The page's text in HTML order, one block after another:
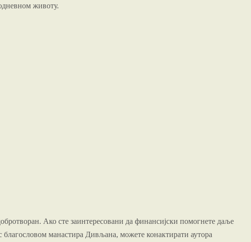
животу.
Ако сте заинтересовани да финансијски помогнете даље
с благословом манастира Дивљана, можете конактирати аутора